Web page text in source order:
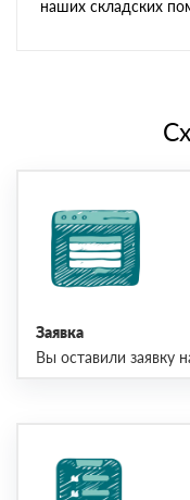
наших складских
Заявка
Вы оставили заявку